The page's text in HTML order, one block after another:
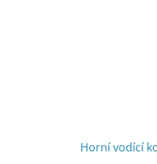
Horní vodící